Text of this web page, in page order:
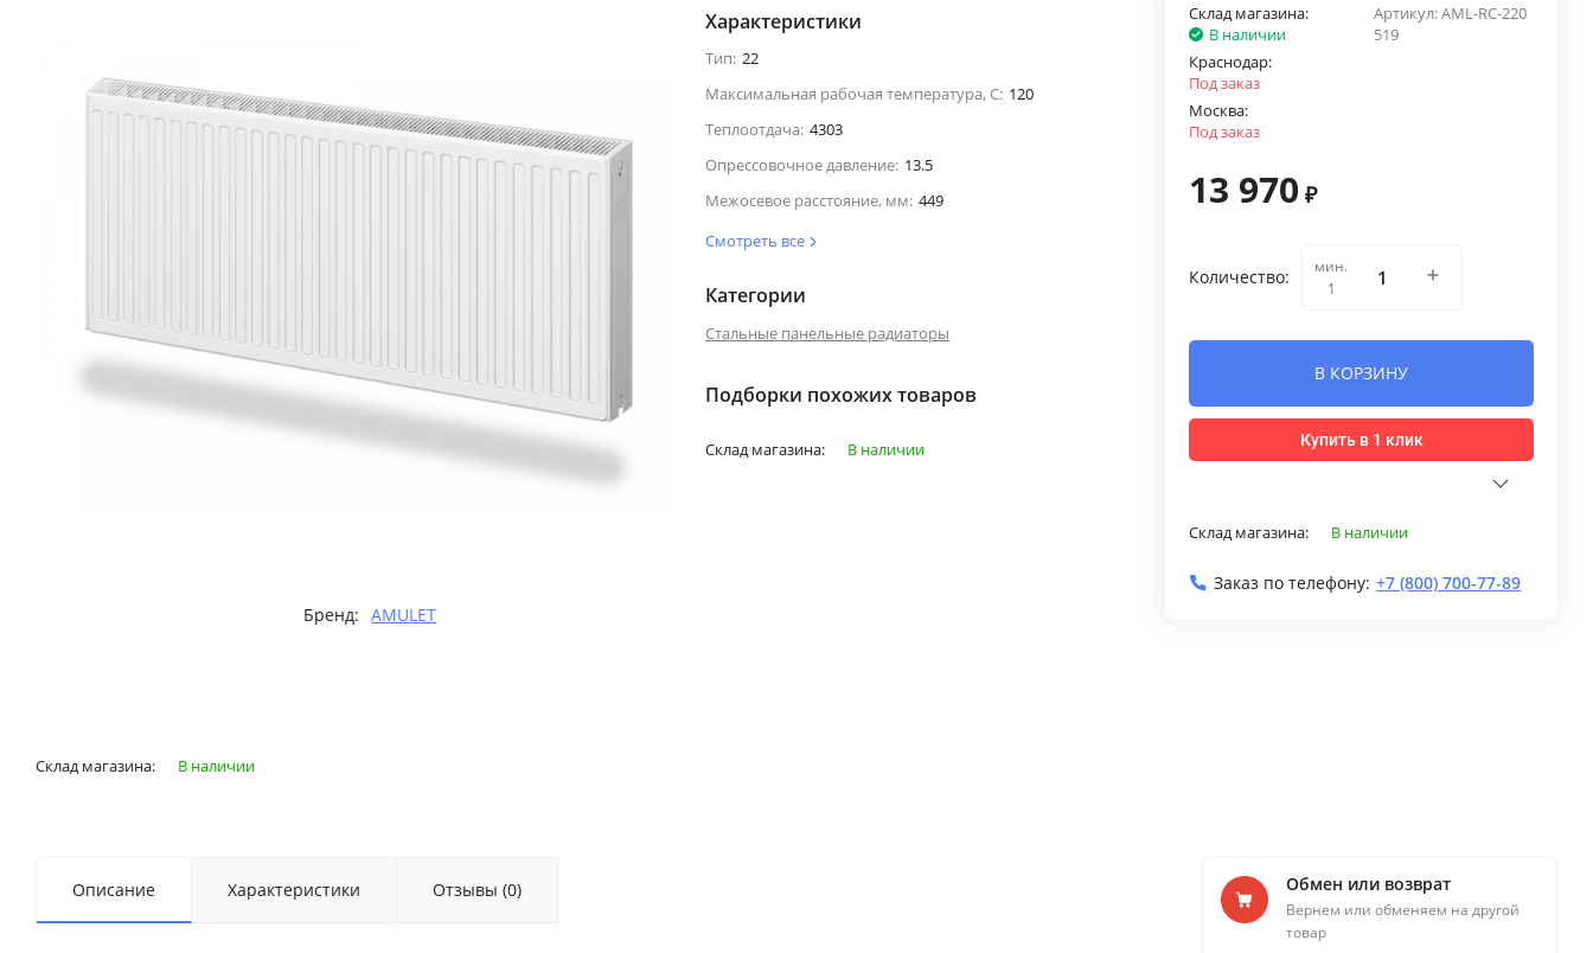
Бренд: AMULET
Характеристики
Тип: 22
Максимальная рабочая температура, С: 120
Теплоотдача: 4303
Опрессовочное давление: 13.5
Межосевое расстояние, мм: 449
Смотреть все
Категории
Стальные панельные радиаторы
Подборки похожих товаров
Склад магазина: В наличии
Артикул:AML-RС-220
519
Склад магазина:
В наличии
Краснодар:
Под заказ
Москва:
Под заказ
13 970 ₽
Количество:
мин.
1
В КОРЗИНУ
Купить в 1 клик
Склад магазина: В наличии
Заказ по телефону: +7 (800) 700-77-89
Склад магазина: В наличии
Описание Характеристики Отзывы (0) Обмен или возврат
Вернем или обменяем на другой
товар